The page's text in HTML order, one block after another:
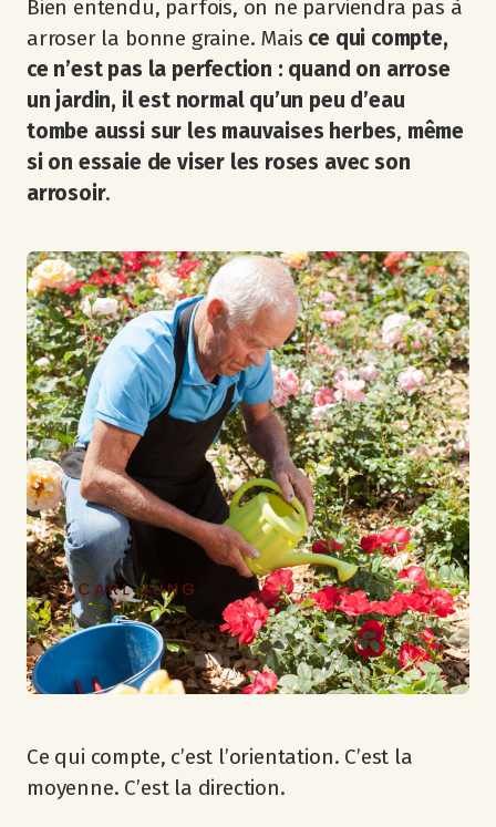
Bien entendu, parfois, on ne parviendra pas à
arroser la bonne graine. Mais ce qui compte,
ce n’est pas la perfection : quand on arrose
un jardin, il est normal qu’un peu d’eau
tombe aussi sur les mauvaises herbes, même
si on essaie de viser les roses avec son
arrosoir.
Ce qui compte, c’est l’orientation. C’est la
moyenne. C’est la direction.